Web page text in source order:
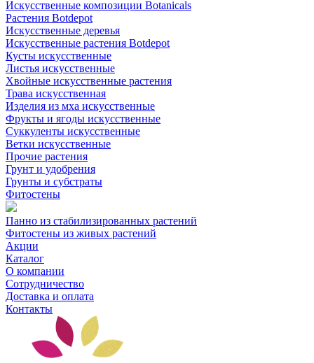
Искусственные композиции Botanicals
Растения Botdepot
Искусственные деревья
Искусственные растения Botdepot
Кусты искусственные
Листья искусственные
Хвойные искусственные растения
Трава искусственная
Изделия из мха искусственные
Фрукты и ягоды искусственные
Суккуленты искусственные
Ветки искусственные
Прочие растения
Грунт и удобрения
Грунты и субстраты
Фитостены
Панно из стабилизированных растений
Фитостены из живых растений
Акции
Каталог
О компании
Сотрудничество
Доставка и оплата
Контакты